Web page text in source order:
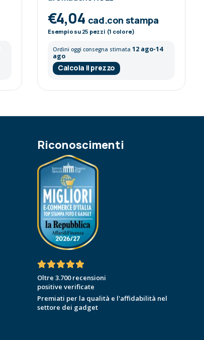
€4,04 cad.con stampa
Esempio su 25 pezzi (1 colore)
Ordini oggi consegna stimata 12 ago-14
ago
Calcola il prezzo
Riconoscimenti
Oltre 3.700 recensioni
positive verificate
Premiati per la qualità e l'affidabilità nel
settore dei gadget